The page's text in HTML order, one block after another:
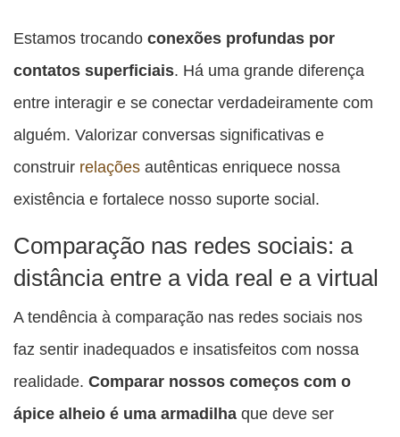
Estamos trocando conexões profundas por
contatos superficiais. Há uma grande diferença
entre interagir e se conectar verdadeiramente com
alguém. Valorizar conversas significativas e
construir relações autênticas enriquece nossa
existência e fortalece nosso suporte social.
Comparação nas redes sociais: a
distância entre a vida real e a virtual
A tendência à comparação nas redes sociais nos
faz sentir inadequados e insatisfeitos com nossa
realidade. Comparar nossos começos com o
ápice alheio é uma armadilha que deve ser